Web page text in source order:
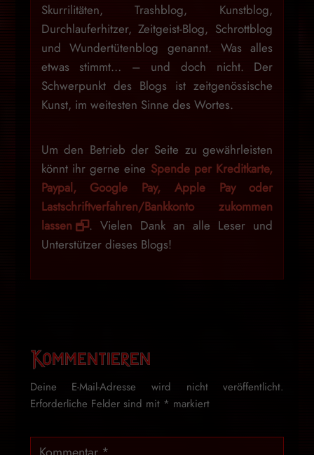
Skurrilitäten, Trashblog, Kunstblog,
Durchlauferhitzer, Zeitgeist-Blog, Schrottblog
und Wundertütenblog genannt. Was alles
etwas stimmt… – und doch nicht. Der
Schwerpunkt des Blogs ist zeitgenössische
Kunst, im weitesten Sinne des Wortes.
Um den Betrieb der Seite zu gewährleisten
könnt ihr gerne eine Spende per Kreditkarte,
Paypal, Google Pay, Apple Pay oder
Lastschriftverfahren/Bankkonto zukommen
lassen
. Vielen Dank an alle Leser und
Unterstützer dieses Blogs!
Kommentieren
Deine E-Mail-Adresse wird nicht veröffentlicht.
Erforderliche Felder sind mit * markiert